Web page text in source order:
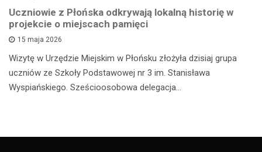
Uczniowie z Płońska odkrywają lokalną historię w
projekcie o miejscach pamięci
15 maja 2026
Wizytę w Urzędzie Miejskim w Płońsku złożyła dzisiaj grupa
uczniów ze Szkoły Podstawowej nr 3 im. Stanisława
Wyspiańskiego. Sześcioosobowa delegacja…